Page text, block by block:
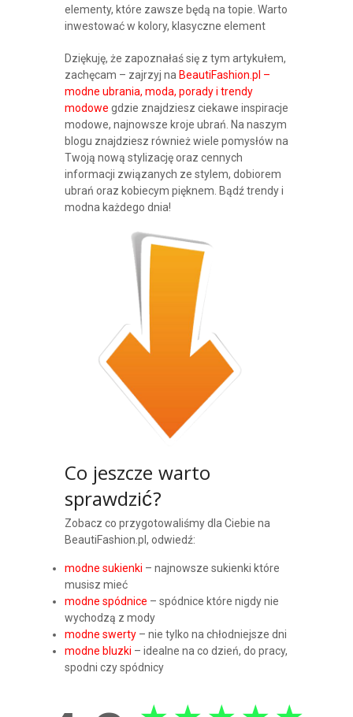
elementy, które zawsze będą na topie. Warto
inwestować w kolory, klasyczne element
Dziękuję, że zapoznałaś się z tym artykułem,
zachęcam – zajrzyj na BeautiFashion.pl –
modne ubrania, moda, porady i trendy
modowe gdzie znajdziesz ciekawe inspiracje
modowe, najnowsze kroje ubrań. Na naszym
blogu znajdziesz również wiele pomysłów na
Twoją nową stylizację oraz cennych
informacji związanych ze stylem, dobiorem
ubrań oraz kobiecym pięknem. Bądź trendy i
modna każdego dnia!
Co jeszcze warto
sprawdzić?
Zobacz co przygotowaliśmy dla Ciebie na
BeautiFashion.pl, odwiedź:
modne sukienki – najnowsze sukienki które
musisz mieć
modne spódnice – spódnice które nigdy nie
wychodzą z mody
modne swerty– nie tylko na chłodniejsze dni
modne bluzki – idealne na co dzień, do pracy,
spodni czy spódnicy